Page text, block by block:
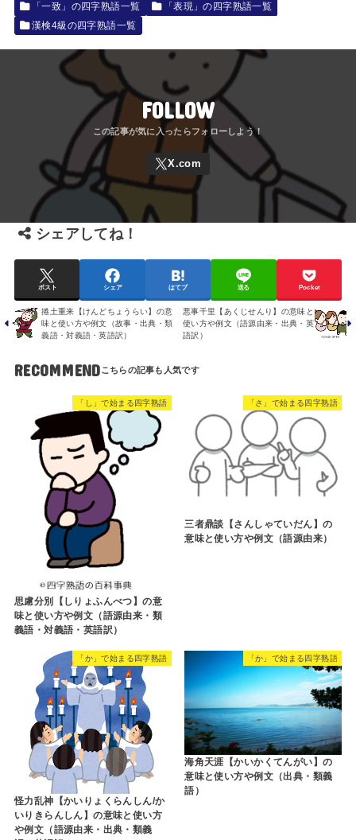
「一致」の四字熟語一覧
「表現」の四字熟語一覧
漢検4級の四字熟語一覧
FOLLOW
シェアしてね！
ポスト シェア はてブ 送る Pocket
捲土重来【けんどちょうらい】の意
味と使い方や例文（故事・出典・類
義語・対義語・英語訳）
悪事千里【あくじせんり】の意味と
使い方や例文（語源由来・出典・英
語訳）
RECOMMEND
「し」で始まる四字熟語
思慮分別【しりょふんべつ】の意
味と使い方や例文（語源由来・類
義語・対義語・英語訳）
「さ」で始まる四字熟語
三者鼎談【さんしゃていだん】の
意味と使い方や例文（語源由来）
「か」で始まる四字熟語
怪力乱神【かいりょくらんしん/か
いりきらんしん】の意味と使い方
や例文（語源由来・出典・類義
「か」で始まる四字熟語
海角天涯【かいかくてんがい】の
意味と使い方や例文（出典・類義
語）